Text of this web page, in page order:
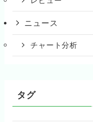
ニュース
チャート分析
タグ